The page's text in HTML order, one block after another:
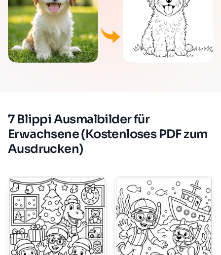
7 Blippi Ausmalbilder für
Erwachsene (Kostenloses PDF zum
Ausdrucken)